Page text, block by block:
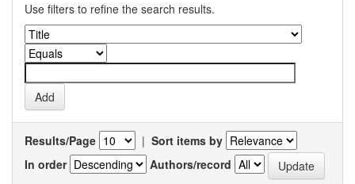
Use filters to refine the search results.
Results/Page | Sort items by
In order
Authors/record